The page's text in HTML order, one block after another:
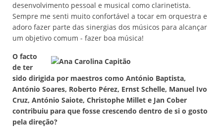
desenvolvimento pessoal e musical como clarinetista.
Sempre me senti muito confortável a tocar em orquestra e
adoro fazer parte das sinergias dos músicos para alcançar
um objetivo comum - fazer boa música!
O facto
de ter
sido dirigida por maestros como António Baptista,
António Soares, Roberto Pérez, Ernst Schelle, Manuel Ivo
Cruz, António Saiote, Christophe Millet e Jan Cober
contribuiu para que fosse crescendo dentro de si o gosto
pela direção?